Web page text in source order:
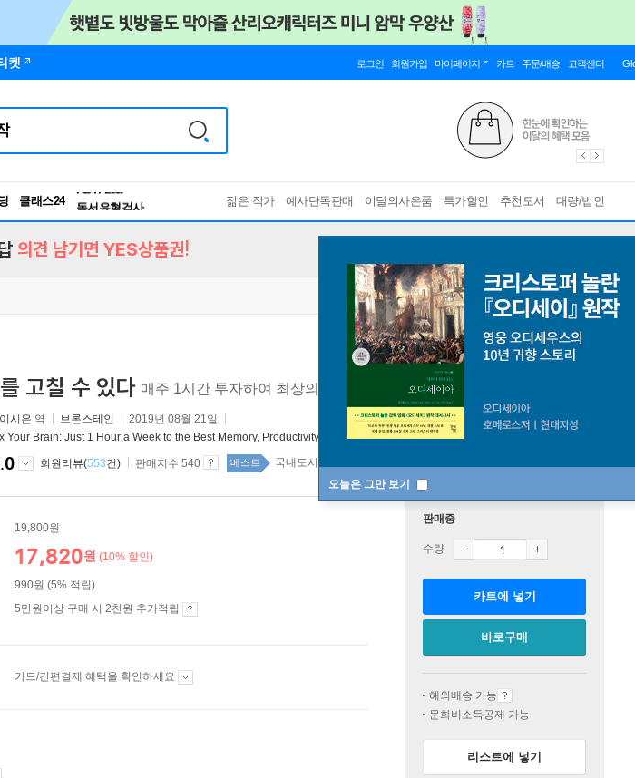
켓 로그인 회원가입 마이페이지 카트 주문/배송 고객센터
클래스24
독서유형검사
RBTI Lab
젊은 작가 예사단독판매 이달의사은품 특가할인 추천도서 대량/법인
오늘은 그만 보기
의견 남기면 YES상품권!
고칠 수 있다 매주 1시간 투자하여 최상의 기억력, 생산성, 수면을 얻는 법
이시은 역 브론스테인
2019년 08월 21일
Your Brain: Just 1 Hour a Week to the Best Memory, Productivity, and Sleep You've Ever Had
회원리뷰(553건) 판매지수 540 베스트 국내도서 1위 1주
19,800원
17,820원 (10% 할인)
990원 (5% 적립)
5만원이상 구매 시 2천원 추가적립
카드/간편결제 혜택을 확인하세요
판매중
수량
카트에 넣기
바로구매
해외배송 가능
문화비소득공제 가능
리스트에 넣기